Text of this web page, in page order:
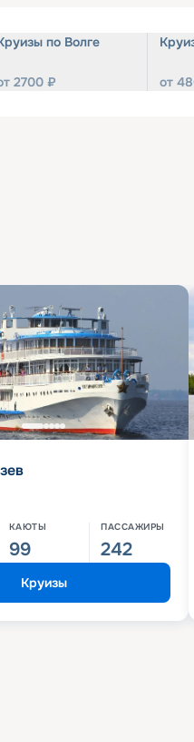
по Волге
2700 ₽ от
КАЮТЫ
99
ПАССАЖИРЫ
242
Круизы